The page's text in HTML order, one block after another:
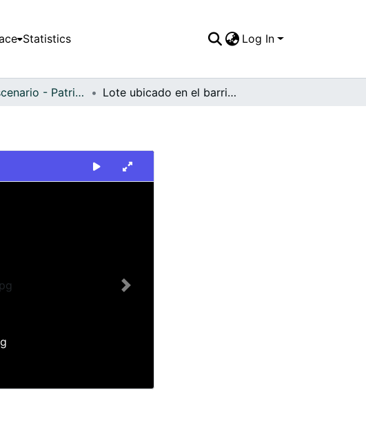
Statistics Log In
FFDO - Escenario - Patrimonial Lote ubicado en el barrio los Pinos
Next